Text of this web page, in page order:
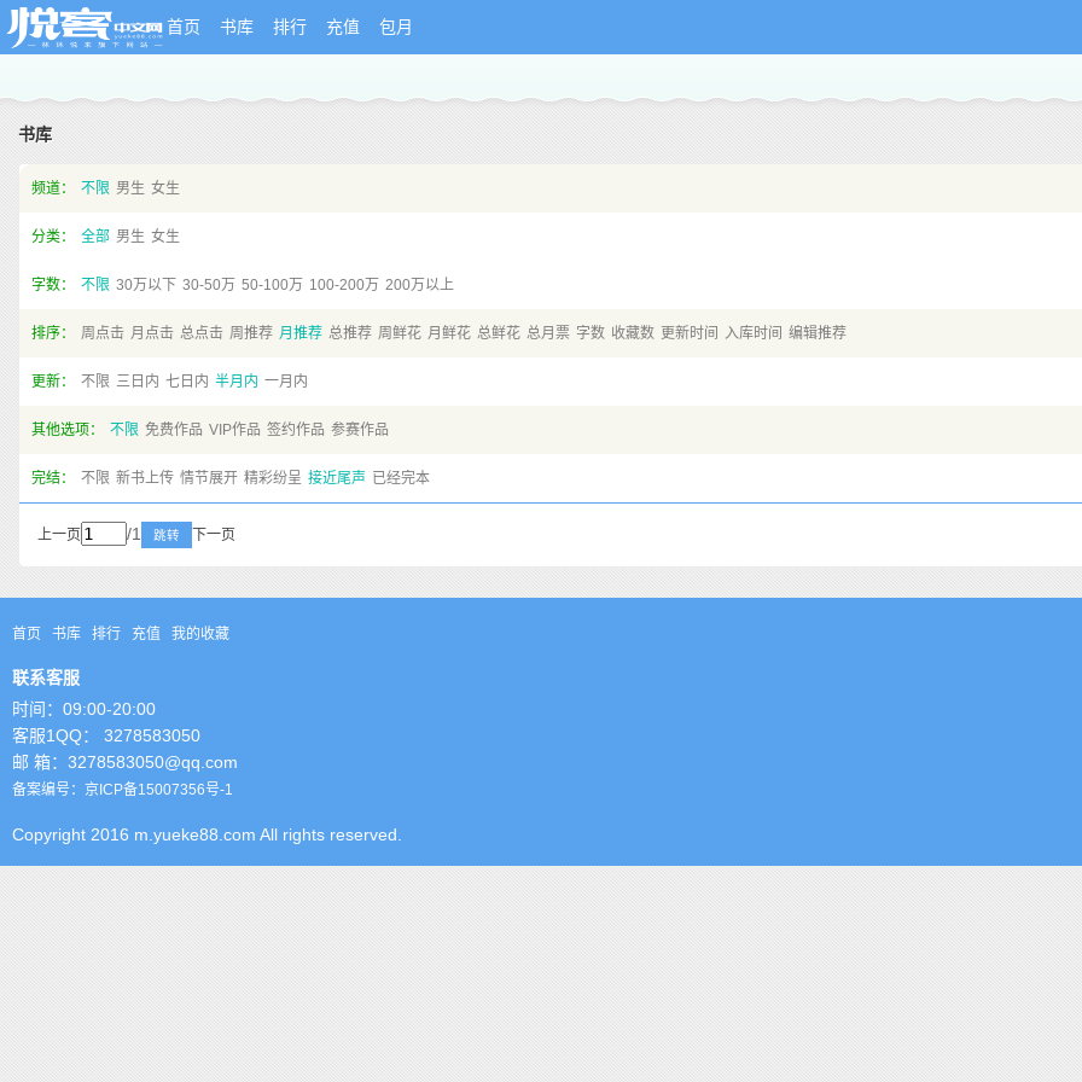
首页 书库 排行 充值 包月
书库
频道： 不限 男生 女生
分类： 全部 男生 女生
字数： 不限 30万以下 30-50万 50-100万 100-200万 200万以上
排序： 周点击 月点击 总点击 周推荐 月推荐 总推荐 周鲜花 月鲜花 总鲜花 总月票 字数 收藏数 更新时间 入库时间 编辑推荐
更新： 不限 三日内 七日内 半月内 一月内
其他选项： 不限 免费作品 VIP作品 签约作品 参赛作品
完结： 不限 新书上传 情节展开 精彩纷呈 接近尾声 已经完本
上一页 /1 跳转 下一页
首页 书库 排行 充值 我的收藏
联系客服
时间：09:00-20:00
客服1QQ： 3278583050
邮 箱：3278583050@qq.com
备案编号：京ICP备15007356号-1
Copyright 2016 m.yueke88.com All rights reserved.